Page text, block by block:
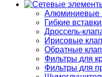
Алюминиевые
Гибкие вставки
Дроссель-
Ирисовые
Обратные
Фильтры для
Фильтры для